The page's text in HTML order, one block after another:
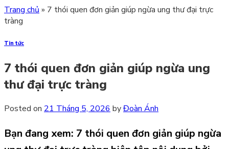
Trang chủ » 7 thói quen đơn giản giúp ngừa ung thư đại trực
tràng
Tin tức
7 thói quen đơn giản giúp ngừa ung
thư đại trực tràng
Posted on 21 Tháng 5, 2026 byĐoàn Ánh
Bạn đang xem: 7 thói quen đơn giản giúp ngừa